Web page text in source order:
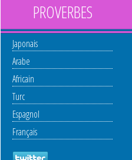
PROVERBES
Japonais
Arabe
Africain
Turc
Espagnol
Français